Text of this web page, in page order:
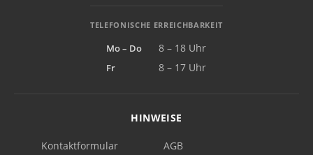
TELEFONISCHE ERREICHBARKEIT
Mo – Do
8 – 18 Uhr
Fr
8 – 17 Uhr
HINWEISE
Kontaktformular AGB